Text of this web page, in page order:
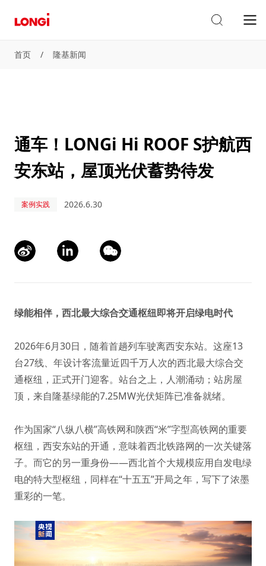
首页 / 隆基新闻
通车！LONGi Hi ROOF S护航西
安东站，屋顶光伏蓄势待发
案例实践 2026.6.30
绿能相伴，西北最大综合交通枢纽即将开启绿电时代
2026年6月30日，随着首趟列车驶离西安东站。这座13
台27线、年设计客流量近四千万人次的西北最大综合交
通枢纽，正式开门迎客。站台之上，人潮涌动；站房屋
顶，来自隆基绿能的7.25MW光伏矩阵已准备就绪。
作为国家“八纵八横”高铁网和陕西“米”字型高铁网的重要
枢纽，西安东站的开通，意味着西北铁路网的一次关键落
子。而它的另一重身份——西北首个大规模应用自发电绿
电的特大型枢纽，同样在“十五五”开局之年，写下了浓墨
重彩的一笔。